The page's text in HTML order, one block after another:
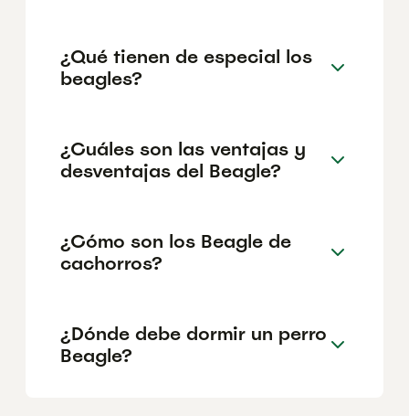
¿Qué tienen de especial los
beagles?
¿Cuáles son las ventajas y
desventajas del Beagle?
¿Cómo son los Beagle de
cachorros?
¿Dónde debe dormir un perro
Beagle?